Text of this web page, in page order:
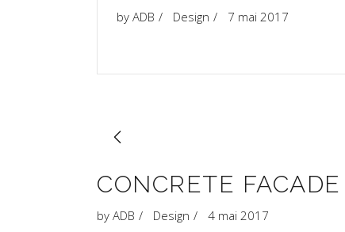
by ADB Design 7 mai 2017
CONCRETE FACADE
by ADB Design 4 mai 2017